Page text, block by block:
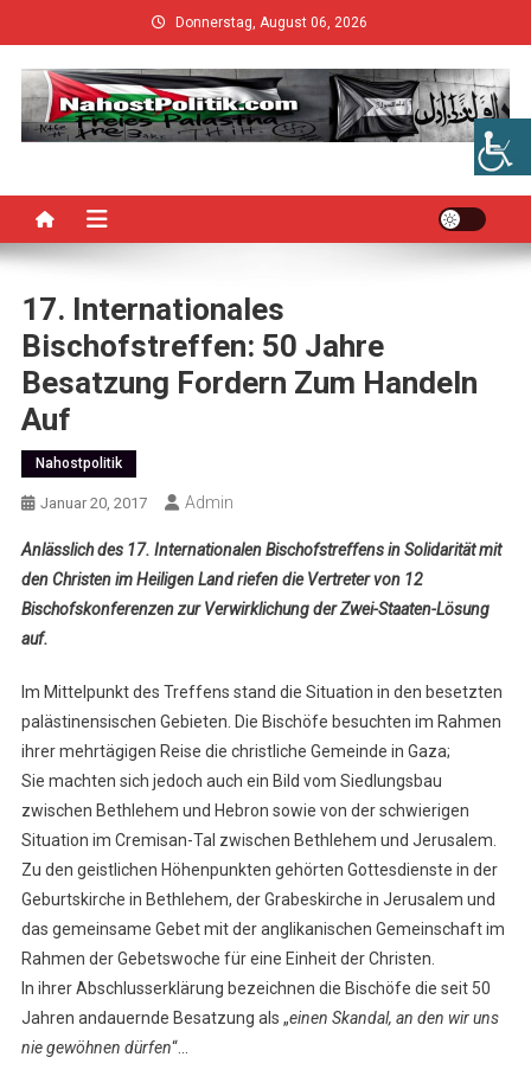
to
content
Donnerstag, August 06, 2026
17. Internationales
Bischofstreffen: 50 Jahre
Besatzung Fordern Zum Handeln
Auf
Nahostpolitik
Januar 20, 2017 Admin
Anlässlich des 17. Internationalen Bischofstreffens in Solidarität mit
den Christen im Heiligen Land riefen die Vertreter von 12
Bischofskonferenzen zur Verwirklichung der Zwei-Staaten-Lösung
auf.
Im Mittelpunkt des Treffens stand die Situation in den besetzten
palästinensischen Gebieten. Die Bischöfe besuchten im Rahmen
ihrer mehrtägigen Reise die christliche Gemeinde in Gaza;
Sie machten sich jedoch auch ein Bild vom Siedlungsbau
zwischen Bethlehem und Hebron sowie von der schwierigen
Situation im Cremisan-Tal zwischen Bethlehem und Jerusalem.
Zu den geistlichen Höhenpunkten gehörten Gottesdienste in der
Geburtskirche in Bethlehem, der Grabeskirche in Jerusalem und
das gemeinsame Gebet mit der anglikanischen Gemeinschaft im
Rahmen der Gebetswoche für eine Einheit der Christen.
In ihrer Abschlusserklärung bezeichnen die Bischöfe die seit 50
Jahren andauernde Besatzung als „einen Skandal, an den wir uns
nie gewöhnen dürfen“…